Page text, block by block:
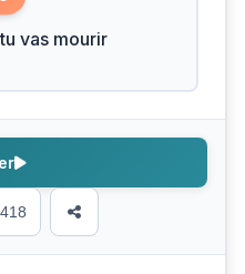
vas mourir
418